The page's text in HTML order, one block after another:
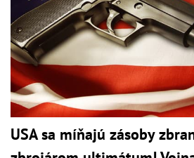
USA sa míňajú zásoby